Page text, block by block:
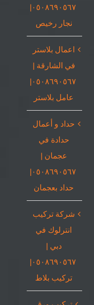
٠٥٠٨٦٩٠٥٦٧|
نجار رخيص
اعمال بلاستر
في الشارقة |
٠٥٠٨٦٩٠٥٦٧|
عامل بلاستر
حداد و أعمال
حدادة في
عجمان |
٠٥٠٨٦٩٠٥٦٧|
حداد بعجمان
شركة تركيب
انترلوك في
دبي |
٠٥٠٨٦٩٠٥٦٧|
تركيب بلاط